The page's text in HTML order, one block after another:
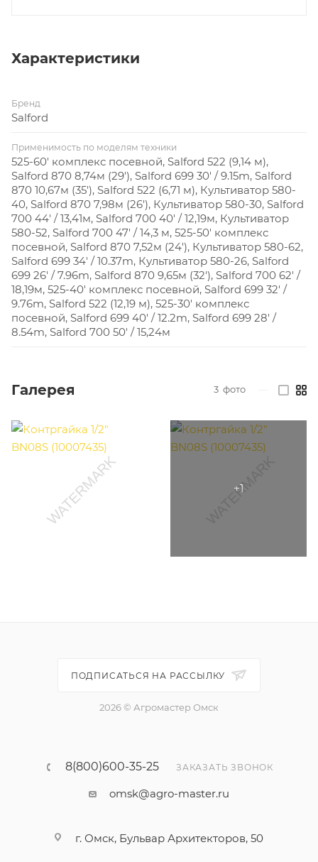
Характеристики
Бренд
Salford
Применимость по моделям техники
525-60' комплекс посевной, Salford 522 (9,14 м),
Salford 870 8,74м (29'), Salford 699 30' / 9.15m, Salford
870 10,67м (35'), Salford 522 (6,71 м), Культиватор 580-
40, Salford 870 7,98м (26'), Культиватор 580-30, Salford
700 44' / 13,41м, Salford 700 40' / 12,19м, Культиватор
580-52, Salford 700 47' / 14,3 м, 525-50' комплекс
посевной, Salford 870 7,52м (24'), Культиватор 580-62,
Salford 699 34' / 10.37m, Культиватор 580-26, Salford
699 26' / 7.96m, Salford 870 9,65м (32'), Salford 700 62' /
18,19м, 525-40' комплекс посевной, Salford 699 32' /
9.76m, Salford 522 (12,19 м), 525-30' комплекс
посевной, Salford 699 40' / 12.2m, Salford 699 28' /
8.54m, Salford 700 50' / 15,24м
Галерея 3 фото
ПОДПИСАТЬСЯ НА РАССЫЛКУ
2026 © Агромастер Омск
8(800)600-35-25 ЗАКАЗАТЬ ЗВОНОК
omsk@agro-master.ru
г. Омск, Бульвар Архитекторов, 50